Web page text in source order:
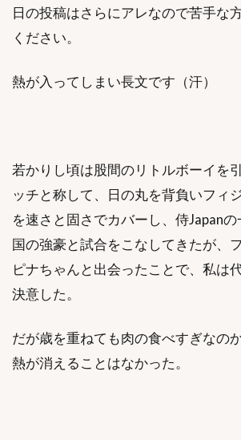
日の投稿はさらにアレなので苦手な
ください。
熱が入ってしまい長文です（汗）
若かりし頃は股間のリトルボーイを
ッチと称して、日の丸を背負いフィ
を速さと固さでカバーし、侍Japan
国の強豪と試合をこなしてきたが、
ピナちゃんと出会ったことで、私は
決意した。
だが歳を重ねても肉の食べすぎなの
熱が消えることはなかった。